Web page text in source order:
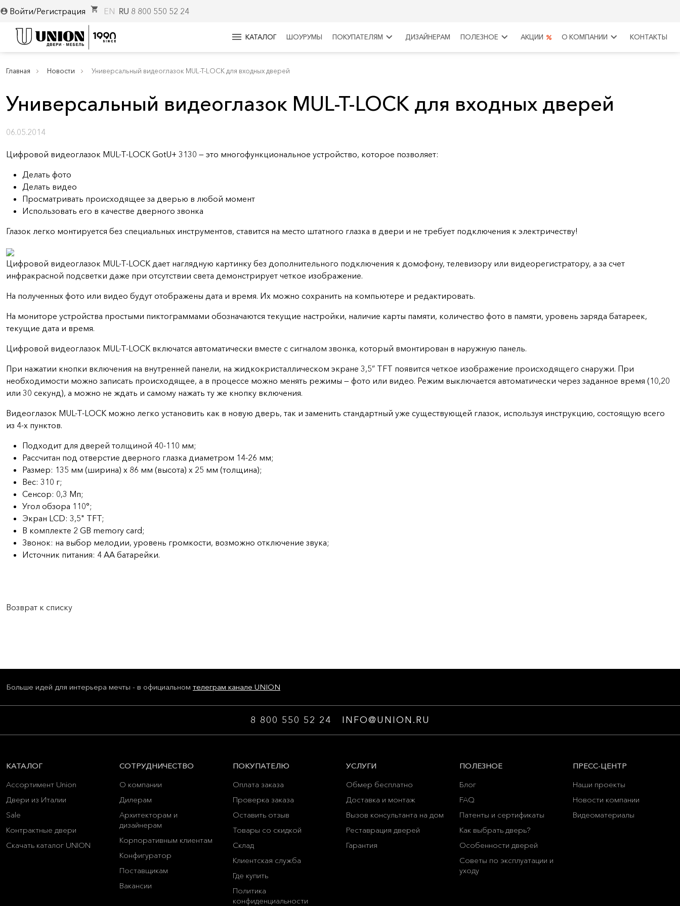
account_circle Войти/Регистрация shopping_cart EN RU 8 800 550 52 24
menu КАТАЛОГ ШОУРУМЫ ПОКУПАТЕЛЯМ keyboard_arrow_right ДИЗАЙНЕРАМ ПОЛЕЗНОЕ keyboard_arrow_right АКЦИИ О КОМПАНИИ keyboard_arrow_right КОНТАКТЫ
Главная Новости Универсальный видеоглазок MUL-T-LOCK для входных дверей
Универсальный видеоглазок MUL-T-LOCK для входных дверей
06.05.2014
Цифровой видеоглазок MUL-T-LOCK GotU+ 3130 — это многофункциональное устройство, которое позволяет:
Делать фото
Делать видео
Просматривать происходящее за дверью в любой момент
Использовать его в качестве дверного звонка
Глазок легко монтируется без специальных инструментов, ставится на место штатного глазка в двери и не требует подключения к электричеству!
Цифровой видеоглазок MUL-T-LOCK дает наглядную картинку без дополнительного подключения к домофону, телевизору или видеорегистратору, а за счет
инфракрасной подсветки даже при отсутствии света демонстрирует четкое изображение.
На полученных фото или видео будут отображены дата и время. Их можно сохранить на компьютере и редактировать.
На мониторе устройства простыми пиктограммами обозначаются текущие настройки, наличие карты памяти, количество фото в памяти, уровень заряда батареек,
текущие дата и время.
Цифровой видеоглазок MUL-T-LOCK включатся автоматически вместе с сигналом звонка, который вмонтирован в наружную панель.
При нажатии кнопки включения на внутренней панели, на жидкокристаллическом экране 3,5” TFT появится четкое изображение происходящего снаружи. При
необходимости можно записать происходящее, а в процессе можно менять режимы — фото или видео. Режим выключается автоматически через заданное время (10,20
или 30 секунд), а можно не ждать и самому нажать ту же кнопку включения.
Видеоглазок MUL-T-LOCK можно легко установить как в новую дверь, так и заменить стандартный уже существующей глазок, используя инструкцию, состоящую всего
из 4-х пунктов.
Подходит для дверей толщиной 40-110 мм;
Рассчитан под отверстие дверного глазка диаметром 14-26 мм;
Размер: 135 мм (ширина) x 86 мм (высота) x 25 мм (толщина);
Вес: 310 г;
Сенсор: 0,3 Мп;
Угол обзора 110°;
Экран LCD: 3,5" TFT;
В комплекте 2 GB memory card;
Звонок: на выбор мелодии, уровень громкости, возможно отключение звука;
Источник питания: 4 AA батарейки.
Возврат к списку
Больше идей для интерьера мечты - в официальном телеграм канале UNION
8 800 550 52 24 INFO@UNION.RU
КАТАЛОГ
Ассортимент Union
Двери из Италии
Sale
Контрактные двери
Скачать каталог UNION
СОТРУДНИЧЕСТВО
О компании
Дилерам
Архитекторам и
дизайнерам
Корпоративным клиентам
Конфигуратор
Поставщикам
Вакансии
ПОКУПАТЕЛЮ
Оплата заказа
Проверка заказа
Оставить отзыв
Товары со скидкой
Склад
Клиентская служба
Где купить
Политика
конфиденциальности
УСЛУГИ
Обмер бесплатно
Доставка и монтаж
Вызов консультанта на дом
Реставрация дверей
Гарантия
ПОЛЕЗНОЕ
Блог
FAQ
Патенты и сертификаты
Как выбрать дверь?
Особенности дверей
Советы по эксплуатации и
уходу
ПРЕСС-ЦЕНТР
Наши проекты
Новости компании
Видеоматериалы